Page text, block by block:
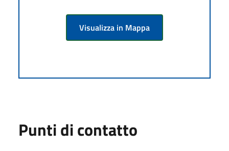
Visualizza in Mappa
Punti di contatto